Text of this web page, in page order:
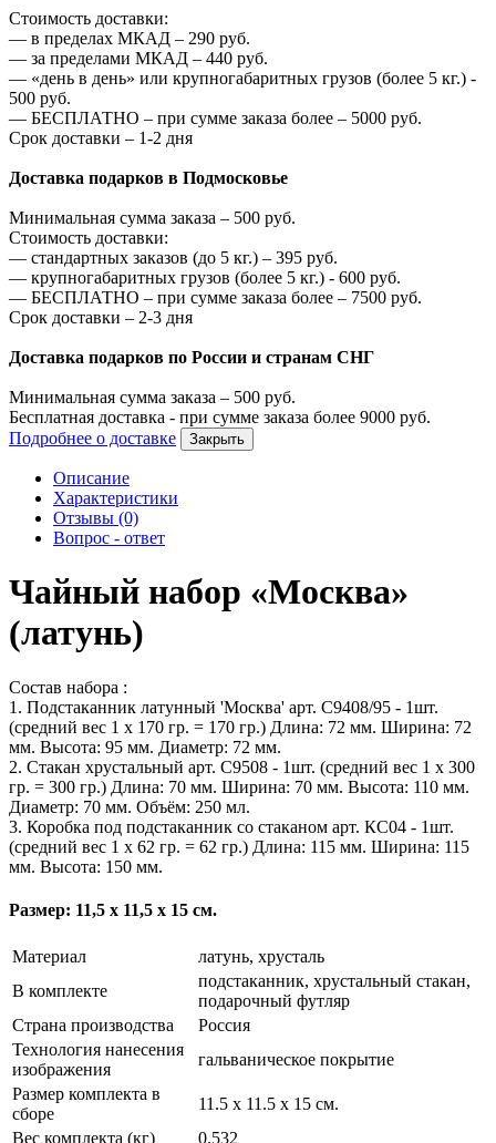
Стоимость доставки:
— в пределах МКАД – 290 руб.
— за пределами МКАД – 440 руб.
— «день в день» или крупногабаритных грузов (более 5 кг.) -
500 руб.
— БЕСПЛАТНО – при сумме заказа более – 5000 руб.
Срок доставки – 1-2 дня
Доставка подарков в Подмосковье
Минимальная сумма заказа – 500 руб.
Стоимость доставки:
— стандартных заказов (до 5 кг.) – 395 руб.
— крупногабаритных грузов (более 5 кг.) - 600 руб.
— БЕСПЛАТНО – при сумме заказа более – 7500 руб.
Срок доставки – 2-3 дня
Доставка подарков по России и странам СНГ
Минимальная сумма заказа – 500 руб.
Бесплатная доставка - при сумме заказа более 9000 руб.
Подробнее о доставке
Закрыть
Описание
Характеристики
Отзывы (0)
Вопрос - ответ
Чайный набор «Москва»
(латунь)
Состав набора :
1. Подстаканник латунный 'Москва' арт. С9408/95 - 1шт.
(средний вес 1 х 170 гр. = 170 гр.) Длина: 72 мм. Ширина: 72
мм. Высота: 95 мм. Диаметр: 72 мм.
2. Стакан хрустальный арт. С9508 - 1шт. (средний вес 1 х 300
гр. = 300 гр.) Длина: 70 мм. Ширина: 70 мм. Высота: 110 мм.
Диаметр: 70 мм. Объём: 250 мл.
3. Коробка под подстаканник со стаканом арт. КС04 - 1шт.
(средний вес 1 х 62 гр. = 62 гр.) Длина: 115 мм. Ширина: 115
мм. Высота: 150 мм.
Размер: 11,5 х 11,5 х 15 см.
Материал
латунь, хрусталь
В комплекте
подстаканник, хрустальный стакан,
подарочный футляр
Страна производства
Россия
Технология нанесения
изображения
гальваническое покрытие
Размер комплекта в
сборе
11.5 х 11.5 х 15 см.
Вес комплекта (кг)
0.532